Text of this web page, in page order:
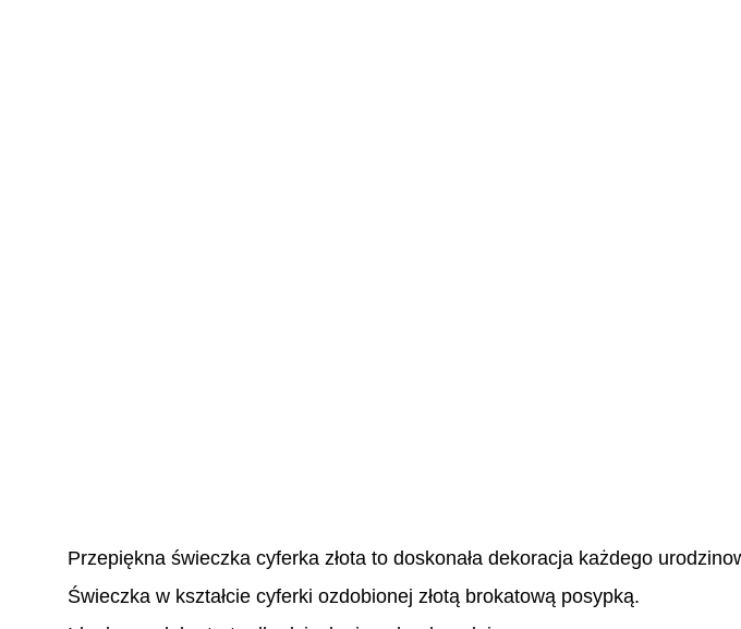
Przepiękna świeczka cyferka złota to doskonała dekoracja każdego
Świeczka w kształcie cyferki ozdobionej złotą brokatową posypką.